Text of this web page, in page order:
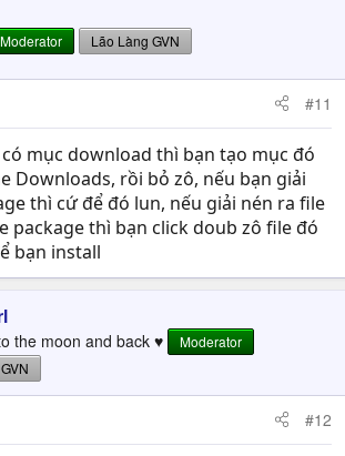
download nên đã paste vào mục
sau đó thì ko biết sao nữa để thấy chữ
:(
Moderator Lão Làng GVN
#11
mục download thì bạn tạo mục đó
Downloads, rồi bỏ zô, nếu bạn giải
thì cứ để đó lun, nếu giải nén ra file
package thì bạn click doub zô file đó
bạn install
the moon and back ♥
Moderator
#12